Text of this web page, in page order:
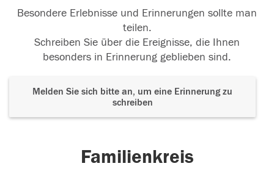
Besondere Erlebnisse und Erinnerungen sollte man
teilen.
Schreiben Sie über die Ereignisse, die Ihnen
besonders in Erinnerung geblieben sind.
Melden Sie sich bitte an, um eine Erinnerung zu
schreiben
Familienkreis